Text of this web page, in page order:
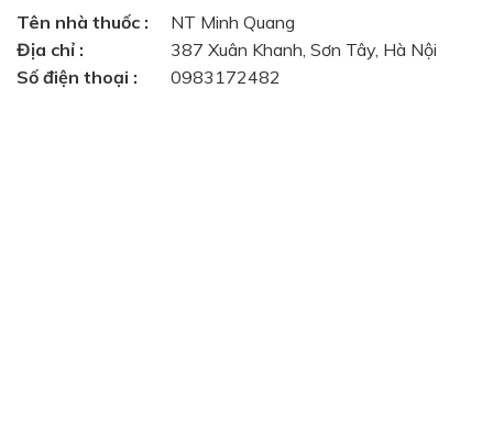
Tên nhà thuốc :
NT Minh Quang
Địa chỉ :
387 Xuân Khanh, Sơn Tây, Hà Nội
Số điện thoại :
0983172482